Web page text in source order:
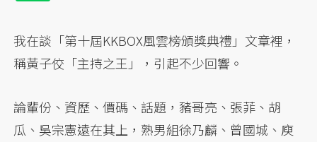
我在談「第十屆KKBOX風雲榜頒獎典禮」文章裡，
稱黃子佼「主持之王」，引起不少回響。
論輩份、資歷、價碼、話題，豬哥亮、張菲、胡
瓜、吳宗憲遠在其上，熟男組徐乃麟、曾國城、庾